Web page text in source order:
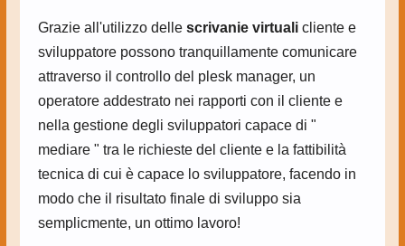
Grazie all'utilizzo delle scrivanie virtualicliente e
sviluppatore possono tranquillamente comunicare
attraverso il controllo del plesk manager, un
operatore addestrato nei rapporti con il cliente e
nella gestione degli sviluppatori capace di "
mediare " tra le richieste del cliente e la fattibilità
tecnica di cui è capace lo sviluppatore, facendo in
modo che il risultato finale di sviluppo sia
semplicmente, un ottimo lavoro!